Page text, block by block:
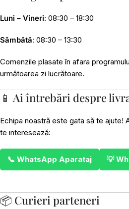
Luni – Vineri: 08:30 – 18:30
Sâmbătă: 08:30 – 13:30
Comenzile plasate în afara
următoarea zi lucrătoare.
📱 Ai întrebări despre
Echipa noastră este gata să te ajute!
te interesează:
📞 WhatsApp Aparataj 💡
📦 Curieri parteneri